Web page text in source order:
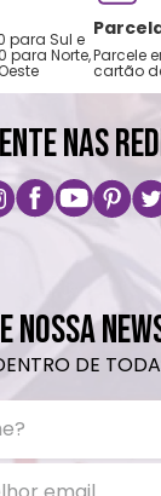
para Sul e
para Norte,Parcele
cartão
NAS
NOSSA
DE